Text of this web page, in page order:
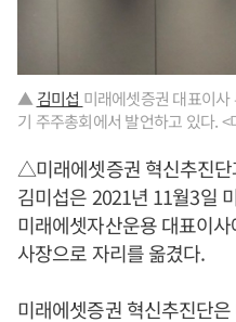
▲ 김미섭 미래에셋증권 대표이
기 주주총회에서 발언하고 있다. <
△미래에셋증권 혁신추진
김미섭은 2021년 11월3일
미래에셋자산운용 대표이
사장으로 자리를 옮겼다.
미래에셋증권 혁신추진단